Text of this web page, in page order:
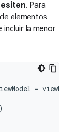
. Para
elementos
incluir la menor
=
)